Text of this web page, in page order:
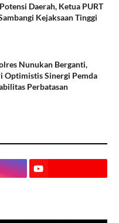
Daerah, Ketua PURT
Kejaksaan Tinggi
Nunukan Berganti,
Optimistis Sinergi Pemda
Perbatasan